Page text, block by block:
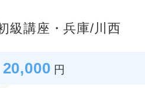
級講座・兵庫/川西
20,000 円